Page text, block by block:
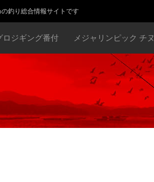
釣り総合情報サイトです
ロジギング番付 メジャリンピック チヌ